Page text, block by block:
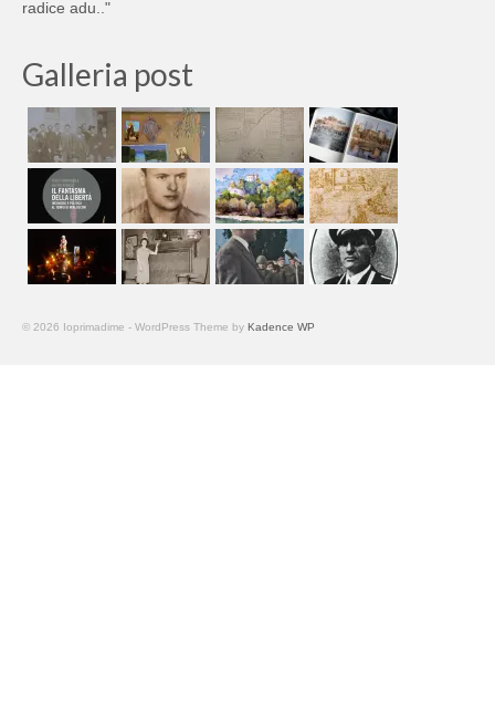
radice adu.."
Galleria post
© 2026 Ioprimadime - WordPress Theme by Kadence WP